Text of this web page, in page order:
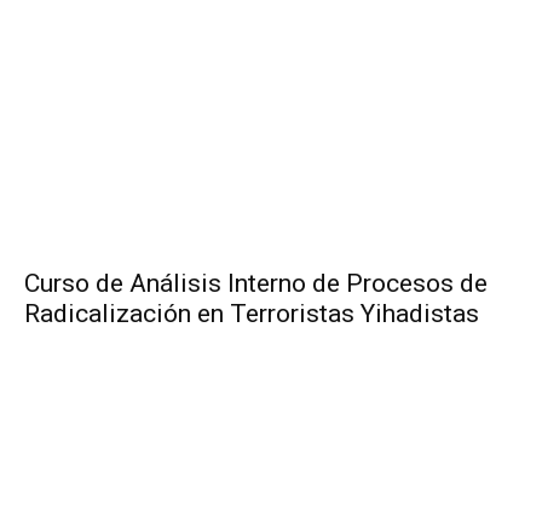
Curso de Análisis Interno de Procesos de
Radicalización en Terroristas Yihadistas